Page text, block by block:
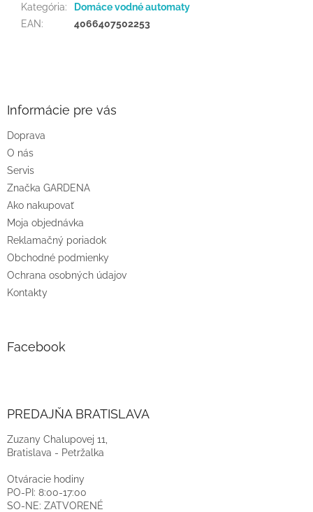
Kategória:
Domáce vodné automaty
EAN: 4066407502253
e
Informácie pre vás
Doprava
O nás
Servis
Značka GARDENA
Ako nakupovať
Moja objednávka
Reklamačný poriadok
Obchodné podmienky
Ochrana osobných údajov
Kontakty
Facebook
PREDAJŇA BRATISLAVA
Zuzany Chalupovej 11,
Bratislava - Petržalka
Otváracie hodiny
PO-PI: 8:00-17:00
SO-NE: ZATVORENÉ